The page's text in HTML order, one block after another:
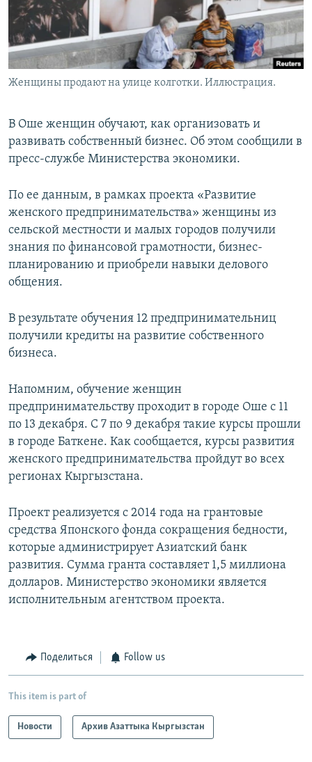
Женщины продают на улице колготки. Иллюстрация.
В Оше женщин обучают, как организовать и
развивать собственный бизнес. Об этом сообщили в
пресс-службе Министерства экономики.
По ее данным, в рамках проекта «Развитие
женского предпринимательства» женщины из
сельской местности и малых городов получили
знания по финансовой грамотности, бизнес-
планированию и приобрели навыки делового
общения.
В результате обучения 12 предпринимательниц
получили кредиты на развитие собственного
бизнеса.
Напомним, обучение женщин
предпринимательству проходит в городе Оше с 11
по 13 декабря. С 7 по 9 декабря такие курсы прошли
в городе Баткене. Как сообщается, курсы развития
женского предпринимательства пройдут во всех
регионах Кыргызстана.
Проект реализуется с 2014 года на грантовые
средства Японского фонда сокращения бедности,
которые администрирует Азиатский банк
развития. Сумма гранта составляет 1,5 миллиона
долларов. Министерство экономики является
исполнительным агентством проекта.
Поделиться Follow us
This item is part of
Новости Архив Азаттыка Кыргызстан